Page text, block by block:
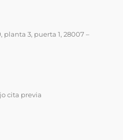
planta 3, puerta 1, 28007 –
cita previa